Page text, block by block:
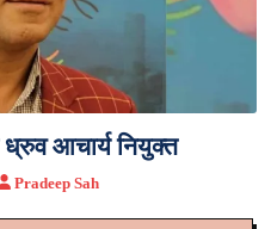
ध्रुव आचार्य नियुक्त
Pradeep Sah